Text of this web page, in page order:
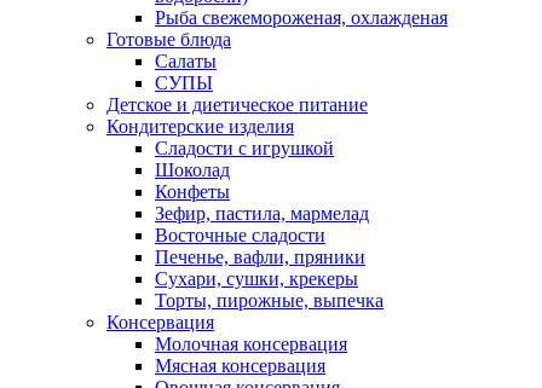
Рыба свежемороженая, охлажденая
Готовые блюда
Салаты
СУПЫ
Детское и диетическое питание
Кондитерские изделия
Сладости с игрушкой
Шоколад
Конфеты
Зефир, пастила, мармелад
Восточные сладости
Печенье, вафли, пряники
Сухари, сушки, крекеры
Торты, пирожные, выпечка
Консервация
Молочная консервация
Мясная консервация